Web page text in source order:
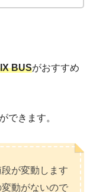
BUSがおすすめ
できます。
が変動します
動がないので